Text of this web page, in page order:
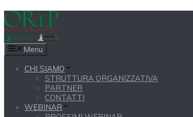
Menu
CHI SIAMO
STRUTTURA ORGANIZZATIVA
PARTNER
CONTATTI
WEBINAR